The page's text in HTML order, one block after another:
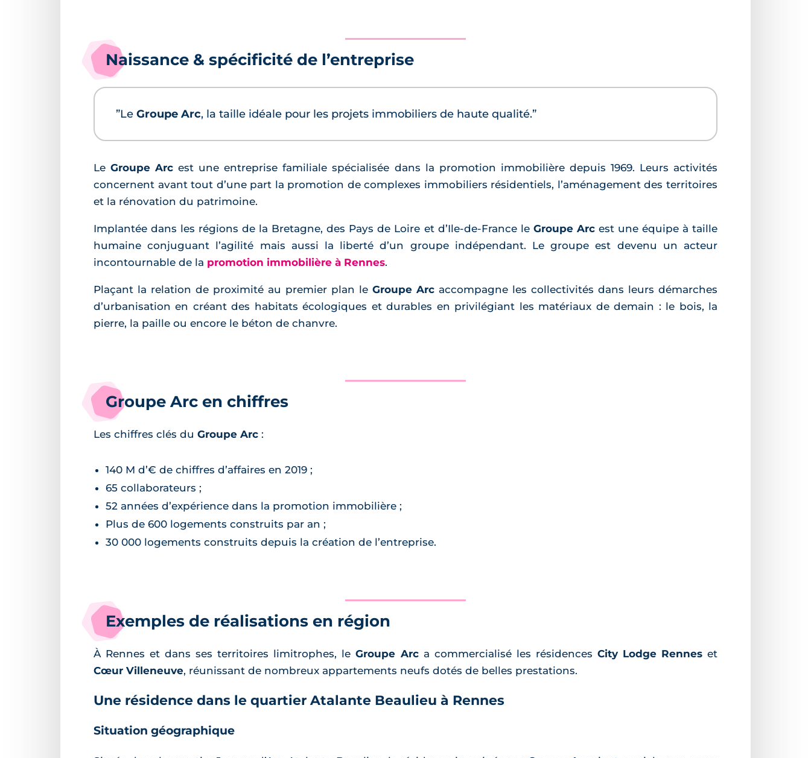
Naissance & spécificité de l’entreprise
”Le Groupe Arc, la taille idéale pour les projets immobiliers de haute qualité.”
LeGroupe Arc est une entreprise familiale spécialisée dans la promotion immobilière depuis 1969. Leurs activités
concernent avant tout d’une part la promotion de complexes immobiliers résidentiels, l’aménagement des territoires
et la rénovation du patrimoine.
Implantée dans les régions de la Bretagne, des Pays de Loire et d’Ile-de-France le Groupe Arcest une équipe à taille
humaine conjuguant l’agilité mais aussi la liberté d’un groupe indépendant. Le groupe est devenu un acteur
incontournable de la promotion immobilière à Rennes.
Plaçant la relation de proximité au premier plan le Groupe Arc accompagne les collectivités dans leurs démarches
d’urbanisation en créant des habitats écologiques et durables en privilégiant les matériaux de demain : le bois, la
pierre, la paille ou encore le béton de chanvre.
Groupe Arc en chiffres
Les chiffres clés du Groupe Arc :
140 M d’€ de chiffres d’affaires en 2019 ;
65 collaborateurs ;
52 années d’expérience dans la promotion immobilière ;
Plus de 600 logements construits par an ;
30 000 logements construits depuis la création de l’entreprise.
Exemples de réalisations en région
À Rennes et dans ses territoires limitrophes, leGroupe Arca commercialisé les résidences City Lodge Renneset
Cœur Villeneuve, réunissant de nombreux appartements neufs dotés de belles prestations.
Une résidence dans le quartier Atalante Beaulieu à Rennes
Situation géographique